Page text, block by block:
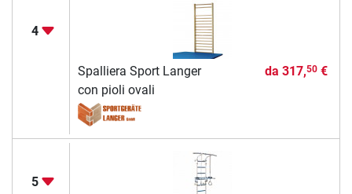
4
Spalliera Sport Langer
con pioli ovali
da 317,50€
5